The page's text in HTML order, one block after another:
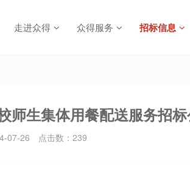
走进众得 众得服务 招标信息
师生集体用餐配送服务招
07-26 点击数： 239